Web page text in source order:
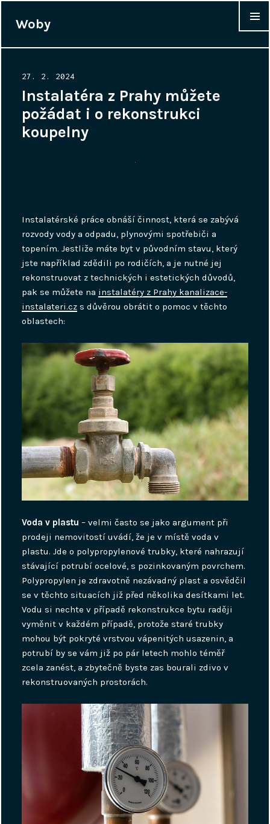
Woby
Posted
on
27. 2. 2024
Instalatéra z Prahy můžete
požádat i o rekonstrukci
koupelny
Instalatérské práce obnáší činnost, která se zabývá
rozvody vody a odpadu, plynovými spotřebiči a
topením. Jestliže máte byt v původním stavu, který
jste například zdědili po rodičích, a je nutné jej
rekonstruovat z technických i estetických důvodů,
pak se můžete na instalatéry z Prahy kanalizace-
instalateri.cz s důvěrou obrátit o pomoc v těchto
oblastech:
Voda v plastu – velmi často se jako argument při
prodeji nemovitostí uvádí, že je v místě voda v
plastu. Jde o polypropylenové trubky, které nahrazují
stávající potrubí ocelové, s pozinkovaným povrchem.
Polypropylen je zdravotně nezávadný plast a osvědčil
se v těchto situacích již před několika desítkami let.
Vodu si nechte v případě rekonstrukce bytu raději
vyměnit v každém případě, protože staré trubky
mohou být pokryté vrstvou vápenitých usazenin, a
potrubí by se vám již po pár letech mohlo téměř
zcela zanést, a zbytečně byste zas bourali zdivo v
rekonstruovaných prostorách.